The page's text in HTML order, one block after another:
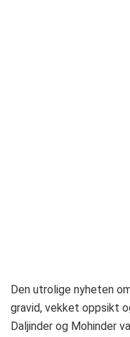
Den utrolige nyheten
gravid, vekket oppsikt
Daljinder og Mohinder